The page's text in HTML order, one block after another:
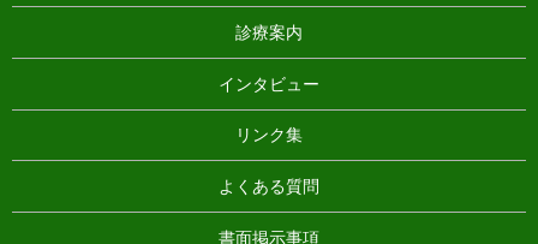
診療案内
インタビュー
リンク集
よくある質問
書面掲示事項